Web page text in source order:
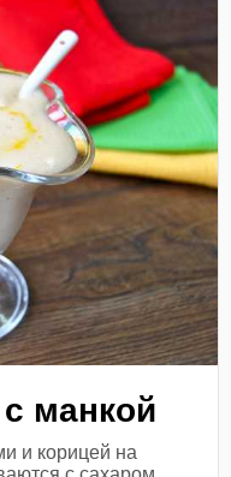
манкой
и корицей на